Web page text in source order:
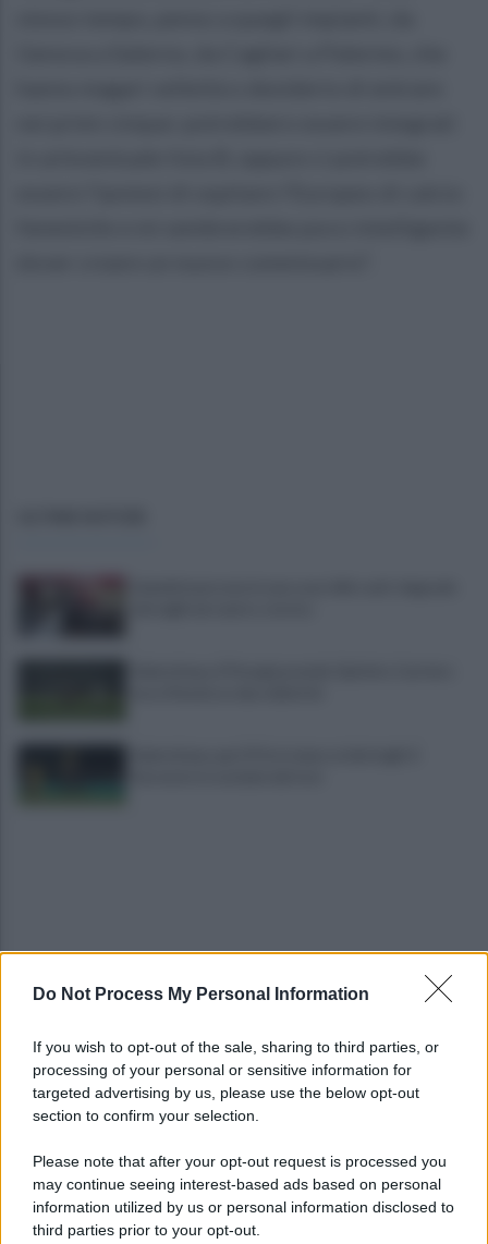
Do Not Process My Personal Information
If you wish to opt-out of the sale, sharing to third parties, or
processing of your personal or sensitive information for
targeted advertising by us, please use the below opt-out
section to confirm your selection.
Please note that after your opt-out request is processed you
may continue seeing interest-based ads based on personal
information utilized by us or personal information disclosed to
third parties prior to your opt-out.
Salernitana, salutano Quirini e Carriero: tutto
Progetto su Mario Persico, il ministero della
Cultura finanzia il Museo "FRac"